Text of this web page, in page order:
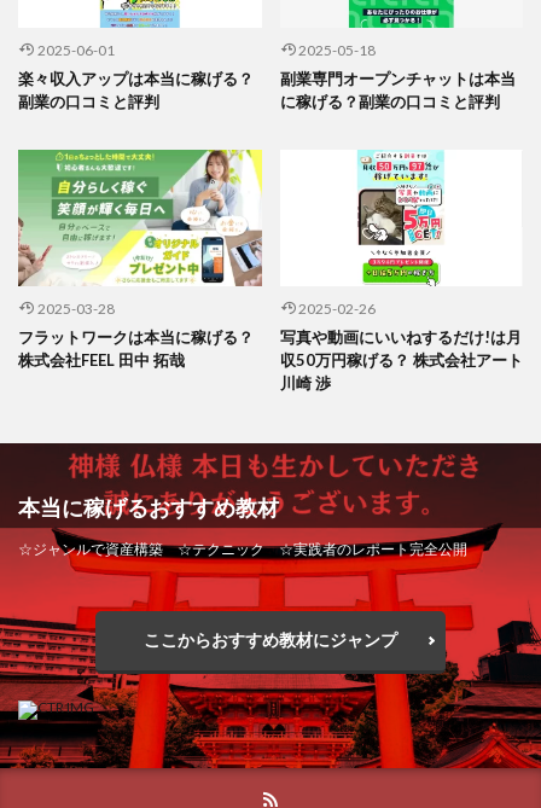
2025-06-01
楽々収入アップは本当に稼げる？
副業の口コミと評判
2025-05-18
副業専門オープンチャットは本当
に稼げる？副業の口コミと評判
2025-03-28
フラットワークは本当に稼げる？
株式会社FEEL 田中 拓哉
2025-02-26
写真や動画にいいねするだけ!は月
収50万円稼げる？ 株式会社アート
川崎 渉
本当に稼げるおすすめ教材
☆ジャンルで資産構築 ☆テクニック ☆実践者のレポート完全公開
ここからおすすめ教材にジャンプ